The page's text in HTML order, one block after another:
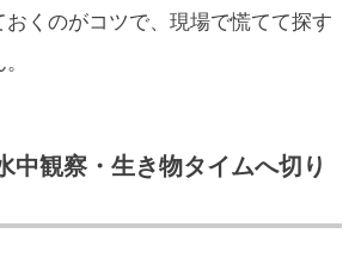
おくのがコツで、現場で慌てて探す
中観察・生き物タイムへ切り